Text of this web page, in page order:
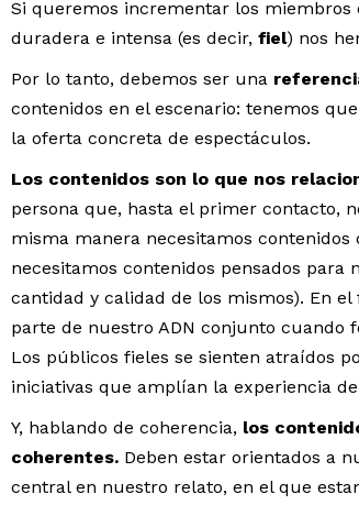
Si queremos incrementar los
duradera e intensa (es decir, fiel) nos
Por lo tanto, debemos ser una
contenidos en el escenario: tenemos
la oferta concreta de espectáculos.
Los contenidos son lo que nos
persona que, hasta el primer contacto,
misma manera necesitamos
necesitamos contenidos pensados
cantidad y calidad de los mismos). En
parte de nuestro ADN conjunto cuando
Los públicos fieles se sienten atraídos
iniciativas que amplían la experiencia
Y, hablando de coherencia, los
coherentes. Deben estar orientados a
central en nuestro relato, en el que